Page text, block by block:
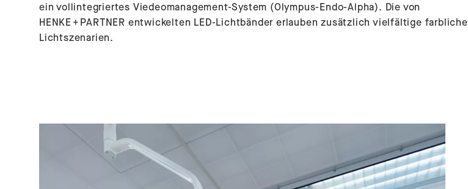
ein vollintegriertes Viedeomanagement-System (Olympus-Endo-Alpha). Die von
HENKE + PARTNER entwickelten LED-Lichtbänder erlauben zusätzlich vielfältige farbliche
Lichtszenarien.